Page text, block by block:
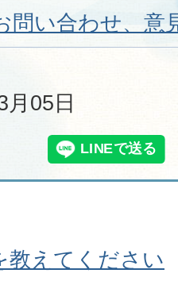
問い合わせ、意
月05日
教えてください